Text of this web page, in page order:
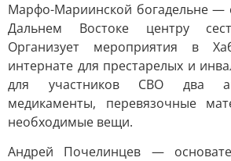
Марфо-Мариинской богадельне —
Дальнем Востоке центру
Организует мероприятия в
интернате для престарелых и
для участников СВО два
медикаменты, перевязочные
необходимые вещи.
Андрей Почелинцев —